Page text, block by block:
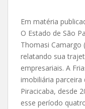
Em matéria
O Estado de São
Thomasi Camargo
relatando sua
empresariais. A
imobiliária
Piracicaba, desde
esse período